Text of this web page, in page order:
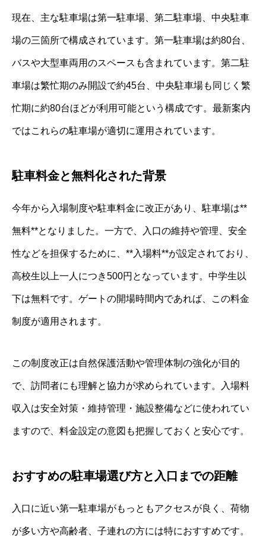
現在、主な駐車場は第一駐車場、第二駐車場、中央駐車
場の三箇所で構成されています。第一駐車場は約80台、
バスや大型車両用のスペースも含まれています。第二駐
車場は繁忙期のみ開設で約45台、中央駐車場も同じく繁
忙期に約80台ほどが利用可能という構成です。最新案内
ではこれらの駐車場が適切に運用されています。
駐車料金と無料化された背景
今年から入場制度や駐車料金に改正があり、駐車場は**
無料**となりました。一方で、入口の維持や管理、安全
性などを担保するために、**入場料**が設定されており、
高校生以上一人につき500円となっています。中学生以
下は無料です。ゲートの開場時間内であれば、この料金
制度が適用されます。
この制度改正は自然保護活動や管理体制の強化が目的
で、訪問者にも理解と協力が求められています。入場料
収入は安全対策・維持管理・施設整備などに使われてい
ますので、料金設定の意図も把握しておくと安心です。
おすすめの駐車場選び方と入口までの距離
入口に近い第一駐車場がもっともアクセスが良く、荷物
が多い方や高齢者、子連れの方には特におすすめです。